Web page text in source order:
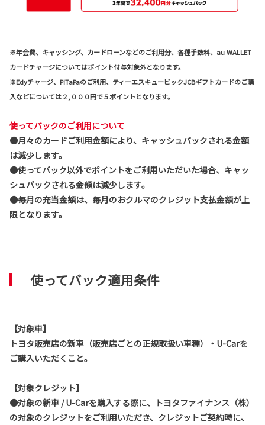
※年会費、キャッシング、カードローンなどのご利用分、各種手数料、au WALLET
カードチャージについてはポイント付与対象外となります。
※Edyチャージ、PITaPaのご利用、ティーエスキュービックJCBギフトカードのご購
入などについては２,０００円で５ポイントとなります。
使ってバックのご利用について
●月々のカードご利用金額により、キャッシュバックされる金額
は減少します。
●使ってバック以外でポイントをご利用いただいた場合、キャッ
シュバックされる金額は減少します。
●毎月の充当金額は、毎月のおクルマのクレジット支払金額が上
限となります。
使ってバック適用条件
【対象車】
トヨタ販売店の新車（販売店ごとの正規取扱い車種）・U-Carを
ご購入いただくこと。
【対象クレジット】
●対象の新車 / U-Carを購入する際に、トヨタファイナンス（株）
の対象のクレジットをご利用いただき、クレジットご契約時に、